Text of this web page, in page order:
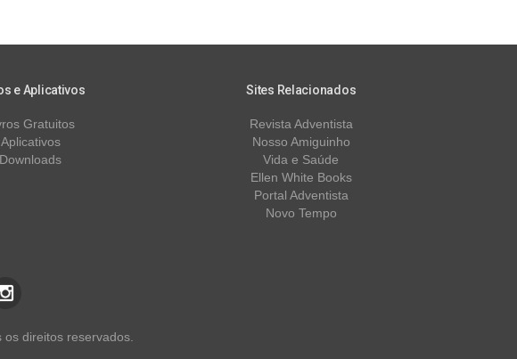
e Aplicativos
Gratuitos
Aplicativos
Downloads
Sites Relacionados
Revista Adventista
Nosso Amiguinho
Vida e Saúde
Ellen White Books
Portal Adventista
Novo Tempo
direitos reservados.